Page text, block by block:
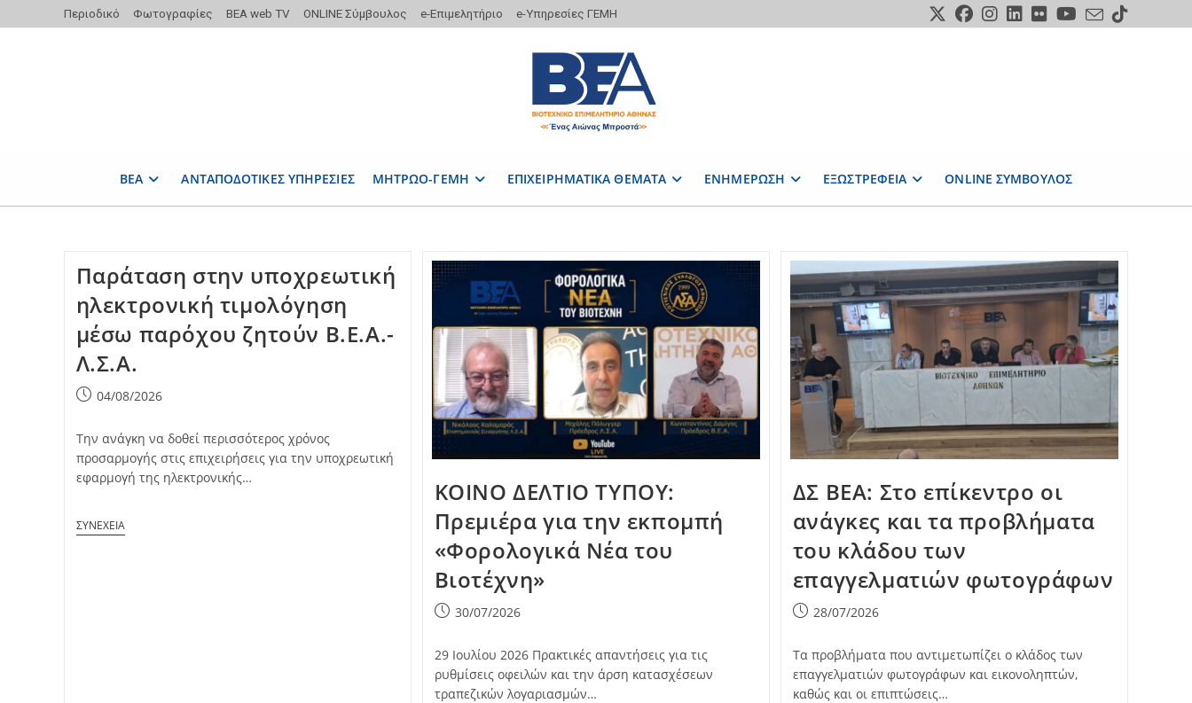
to
Περιοδικό Φωτογραφίες ΒΕΑ web TV ONLINE Σύμβουλος e-Επιμελητήριο e-Υπηρεσίες ΓΕΜΗ
ΒΕΑ ΑΝΤΑΠΟΔΟΤΙΚΕΣ ΥΠΗΡΕΣΙΕΣ ΜΗΤΡΩΟ-ΓΕΜΗ ΕΠΙΧΕΙΡΗΜΑΤΙΚΑ ΘΕΜΑΤΑ ΕΝΗΜΕΡΩΣΗ ΕΞΩΣΤΡΕΦΕΙΑ ONLINE ΣΥΜΒΟΥΛΟΣ
Παράταση στην υποχρεωτική
ηλεκτρονική τιμολόγηση
μέσω παρόχου ζητούν Β.Ε.Α.-
Λ.Σ.Α.
Post04/08/2026
Την ανάγκη να δοθεί περισσότερος χρόνος
προσαρμογής στις επιχειρήσεις για την υποχρεωτική
εφαρμογή της ηλεκτρονικής…
ΚΟΙΝΟ ΔΕΛΤΙΟ ΤΥΠΟΥ:
Πρεμιέρα για την εκπομπή
«Φορολογικά Νέα του
Βιοτέχνη»
Post30/07/2026
29 Ιουλίου 2026 Πρακτικές απαντήσεις για τις
ρυθμίσεις οφειλών και την άρση κατασχέσεων
τραπεζικών λογαριασμών…
ΔΣ ΒΕΑ: Στο επίκεντρο οι
ανάγκες και τα προβλήματα
του κλάδου των
επαγγελματιών φωτογράφων
Post28/07/2026
Τα προβλήματα που αντιμετωπίζει ο κλάδος των
επαγγελματιών φωτογράφων και εικονοληπτών,
καθώς και οι επιπτώσεις…